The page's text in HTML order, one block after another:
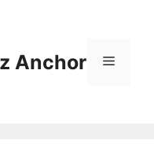
Anchor Menu